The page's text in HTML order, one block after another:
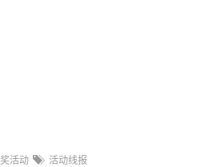
活动 活动线报